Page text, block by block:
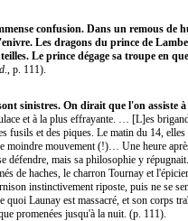
confusion. Dans un remous de
Les dragons du prince de
Le prince dégage sa troupe en
., p. 111).
sinistres. On dirait que l'on assiste
et à la plus effrayante. … [L]es
fusils et des piques. Le matin du 14,
moindre mouvement (!)… Une heure
défendre, mais sa philosophie y
de haches, le charron Tournay et
instinctivement riposte, puis ne se
Launay est massacré, et son corps
promenées jusqu'à la nuit. (p. 111).